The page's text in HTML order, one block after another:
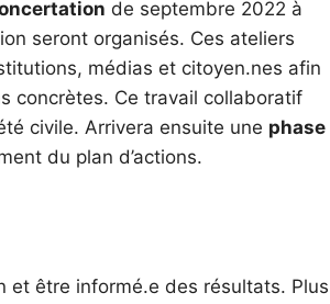
de septembre 2022 à
seront organisés. Ces ateliers
médias et citoyen.nes afin
concrètes. Ce travail collaboratif
civile. Arrivera ensuite une phase
du plan d’actions.
et être informé.e des résultats. Plus